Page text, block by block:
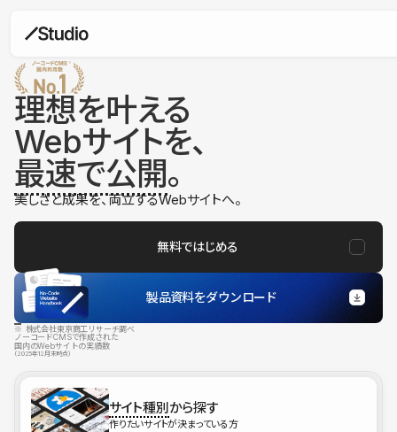
理想を叶える
Webサイトを、
最速で公開。
美しさと成果を、両立するWebサイトへ。
無料ではじめる
製品資料をダウンロード
※ 株式会社東京商工リサーチ調べ
ノーコードCMSで作成された
国内のWebサイトの実績数
（2025年12月末時点）
サイト種別から探す
作りたいサイトが決まっている方